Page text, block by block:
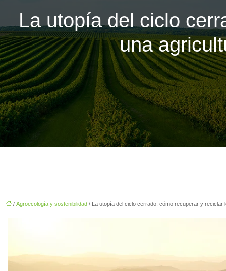
La utopía del ciclo
una
/ Agroecología y sostenibilidad / La utopía del ciclo cerrado: cómo recuperar y reciclar